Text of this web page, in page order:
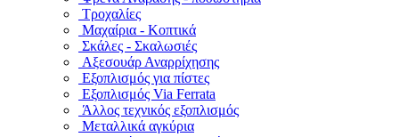
Τροχαλίες
Μαχαίρια - Κοπτικά
Σκάλες - Σκαλωσιές
Αξεσουάρ Αναρρίχησης
Εξοπλισμός για πίστες
Εξοπλισμός Via Ferrata
Άλλος τεχνικός εξοπλισμός
Μεταλλικά αγκύρια